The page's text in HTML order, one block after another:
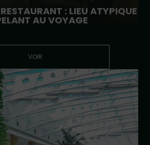
: LIEU ATYPIQUE
AU VOYAGE
VOIR